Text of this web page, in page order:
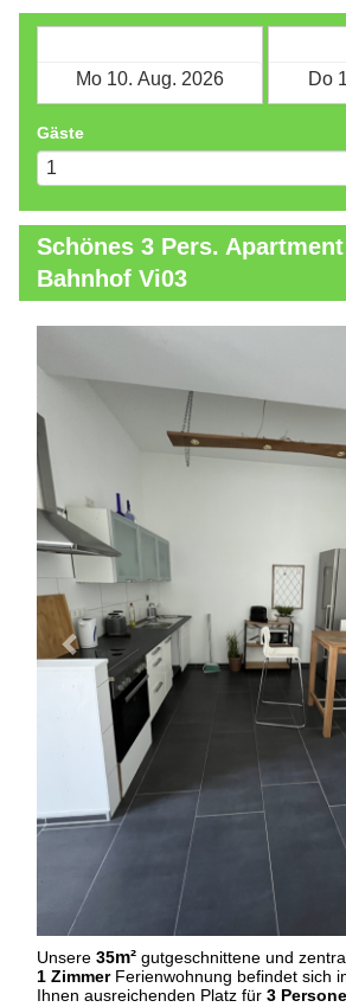
Gäste
Schönes 3 Pers.
Bahnhof Vi03
Unsere 35m² gutgeschnittene und
1 ZimmerFerienwohnung befindet sich
Ihnen ausreichenden Platz für 3